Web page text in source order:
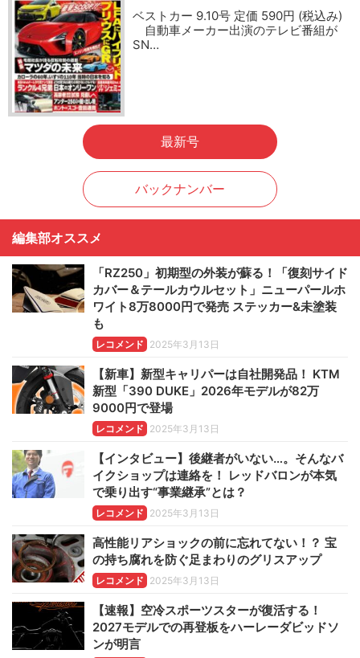
ベストカー 9.10号 定価 590円 (税込み)
自動車メーカー出演のテレビ番組が
SN…
最新号
バックナンバー
編集部オススメ
「RZ250」初期型の外装が蘇る！「復刻サイド
カバー＆テールカウルセット」ニューパールホ
ワイト8万8000円で発売 ステッカー&未塗装
も
レコメンド 2025年3月13日
【新車】新型キャリパーは自社開発品！ KTM
新型「390 DUKE」2026年モデルが82万
9000円で登場
レコメンド 2025年3月13日
【インタビュー】後継者がいない…。そんなバ
イクショップは連絡を！ レッドバロンが本気
で乗り出す“事業継承”とは？
レコメンド 2025年3月13日
高性能リアショックの前に忘れてない！？ 宝
の持ち腐れを防ぐ足まわりのグリスアップ
レコメンド 2025年3月13日
【速報】空冷スポーツスターが復活する！
2027モデルでの再登板をハーレーダビッドソ
ンが明言